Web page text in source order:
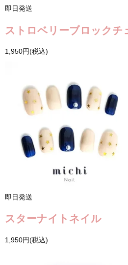
即日発送
ストロベリーブロックチ
1,950円(税込)
即日発送
スターナイトネイル
1,950円(税込)